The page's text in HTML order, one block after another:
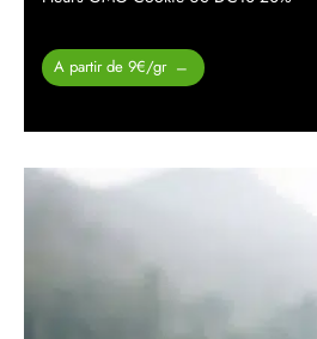
A partir de 9€/gr –
Plage de
prix :
à